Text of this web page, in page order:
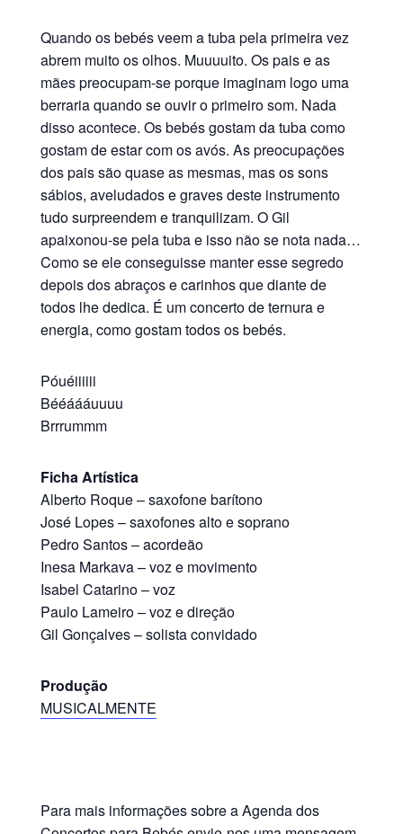
Quando os bebés veem a tuba pela primeira vez
abrem muito os olhos. Muuuuito. Os pais e as
mães preocupam-se porque imaginam logo uma
berraria quando se ouvir o primeiro som. Nada
disso acontece. Os bebés gostam da tuba como
gostam de estar com os avós. As preocupações
dos pais são quase as mesmas, mas os sons
sábios, aveludados e graves deste instrumento
tudo surpreendem e tranquilizam. O Gil
apaixonou-se pela tuba e isso não se nota nada…
Como se ele conseguisse manter esse segredo
depois dos abraços e carinhos que diante de
todos lhe dedica. É um concerto de ternura e
energia, como gostam todos os bebés.
Póuéiiiiii
Bééáááuuuu
Brrrummm
Ficha Artística
Alberto Roque – saxofone barítono
José Lopes – saxofones alto e soprano
Pedro Santos – acordeão
Inesa Markava – voz e movimento
Isabel Catarino – voz
Paulo Lameiro – voz e direção
Gil Gonçalves – solista convidado
Produção
MUSICALMENTE
Para mais informações sobre a Agenda dos